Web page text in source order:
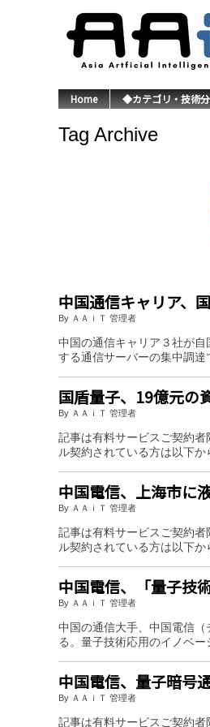
Home ◆カテゴリ・技術
Tag Archive
中国通信キャリア、
By ＡＡｉＴ 管理者
中国の通信キャリア３社が
する通信サーバーの集中調達
国盾量子、19億元
By ＡＡｉＴ 管理者
記事は有料サービスご契約
ル契約されている方は以下
中国電信、上海市に
By ＡＡｉＴ 管理者
記事は有料サービスご契約
ル契約されている方は以下
中国電信、「量子技
By ＡＡｉＴ 管理者
中国の通信大手、中国電信
る。量子技術応用のイノベ
中国電信、量子暗号
By ＡＡｉＴ 管理者
記事は有料サービスご契約